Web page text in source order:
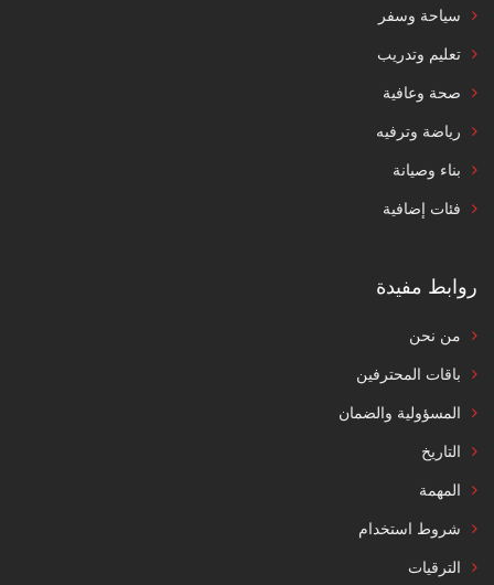
سياحة وسفر
تعليم وتدريب
صحة وعافية
رياضة وترفيه
بناء وصيانة
فئات إضافية
روابط مفيدة
من نحن
باقات المحترفين
المسؤولية والضمان
التاريخ
المهمة
شروط استخدام
الترقيات